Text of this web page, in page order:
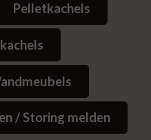
Pelletkachels
/ Storing melden